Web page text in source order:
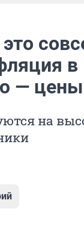
— цены
на